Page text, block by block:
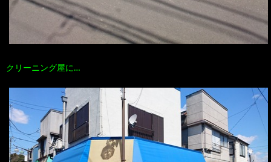
クリーニング屋に…